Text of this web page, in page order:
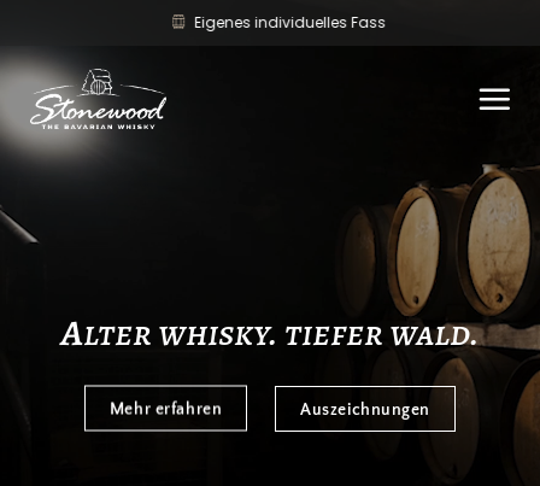
springen
Eigenes individuelles Fass
alter whisky. tiefer wald.
Mehr erfahren Auszeichnungen